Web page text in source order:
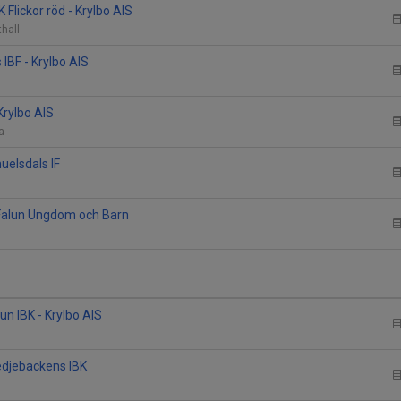
Flickor röd - Krylbo AIS
- Krylbo AIS
AIS
IF
Ungdom och Barn
IBK - Krylbo AIS
IBK